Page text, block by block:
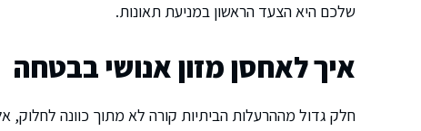
שלכם היא הצעד הראשון במניעת תאונות.
איך לאחסן מזון אנושי בבטחה
חלק גדול מההרעלות הביתיות קורה לא מתוך כוונה לחלוק,